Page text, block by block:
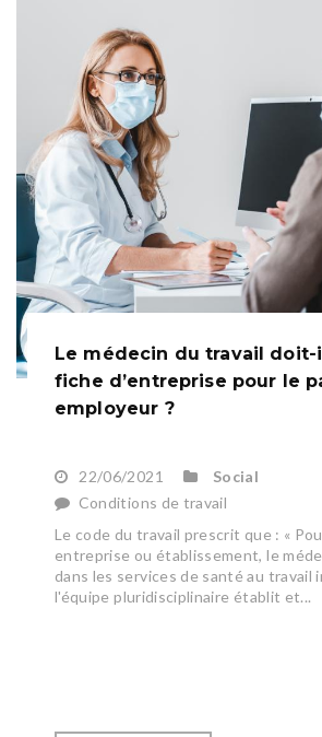
Le médecin du travail
fiche d’entreprise pour le
employeur ?
22/06/2021
Social
Conditions de travail
Le code du travail prescrit que : «
entreprise ou établissement, le
dans les services de santé au travail
l'équipe pluridisciplinaire établit et...